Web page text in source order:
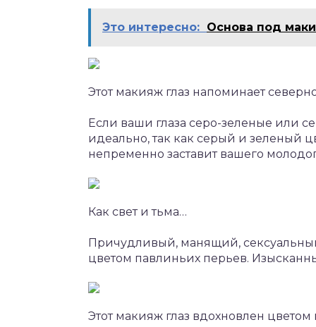
Это интересно: Основа под
Этот макияж глаз напоминает
Если ваши глаза серо-зеленые или
идеально, так как серый и зеленый
непременно заставит вашего
Как свет и тьма…
Причудливый, манящий,
цветом павлиньих перьев.
Этот макияж глаз вдохновлен